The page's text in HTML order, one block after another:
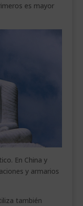
es mayor
En China y
y armarios
también